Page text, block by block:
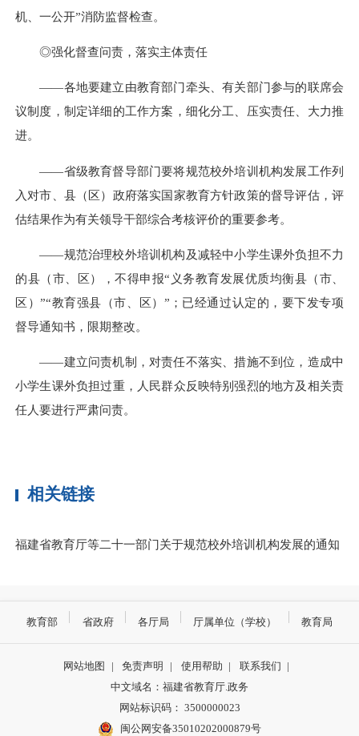
机、一公开”消防监督检查。
◎强化督查问责，落实主体责任
——各地要建立由教育部门牵头、有关部门参与的联席会
议制度，制定详细的工作方案，细化分工、压实责任、大力推
进。
——省级教育督导部门要将规范校外培训机构发展工作列
入对市、县（区）政府落实国家教育方针政策的督导评估，评
估结果作为有关领导干部综合考核评价的重要参考。
——规范治理校外培训机构及减轻中小学生课外负担不力
的县（市、区），不得申报“义务教育发展优质均衡县（市、
区）”“教育强县（市、区）”；已经通过认定的，要下发专项
督导通知书，限期整改。
——建立问责机制，对责任不落实、措施不到位，造成中
小学生课外负担过重，人民群众反映特别强烈的地方及相关责
任人要进行严肃问责。
相关链接
福建省教育厅等二十一部门关于规范校外培训机构发展的通知
教育部 省政府 各厅局 厅属单位（学校） 教育局
网站地图 | 免责声明 | 使用帮助 | 联系我们 |
中文域名：福建省教育厅.政务
网站标识码： 3500000023
闽公网安备35010202000879号